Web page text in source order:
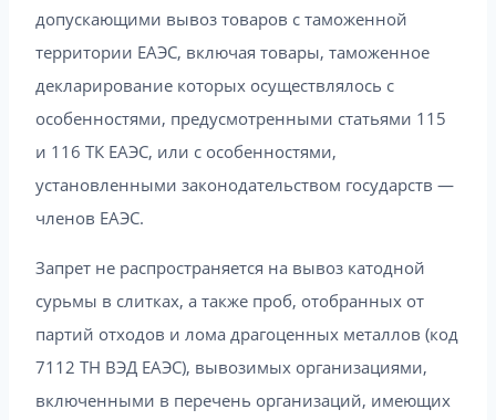
допускающими вывоз товаров с таможенной
территории ЕАЭС, включая товары, таможенное
декларирование которых осуществлялось с
особенностями, предусмотренными статьями 115
и 116 ТК ЕАЭС, или с особенностями,
установленными законодательством государств —
членов ЕАЭС.
Запрет не распространяется на вывоз катодной
сурьмы в слитках, а также проб, отобранных от
партий отходов и лома драгоценных металлов (код
7112 ТН ВЭД ЕАЭС), вывозимых организациями,
включенными в перечень организаций, имеющих